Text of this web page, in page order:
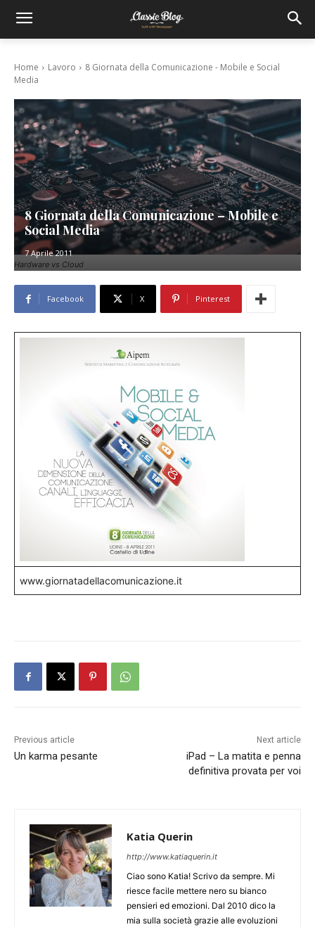
Home Lavoro
8 Giornata della Comunicazione - Mobile e Social
Media
Hardware vs Cloud
8 Giornata della Comunicazione – Mobile e
Social Media
7 Aprile 2011
Facebook X Pinterest
www.giornatadellacomunicazione.it
Previous article
Un karma pesante
Next article
iPad – La matita e penna
definitiva provata per voi
Katia Querin
http://www.katiaquerin.it
Ciao sono Katia! Scrivo da sempre. Mi
riesce facile mettere nero su bianco
pensieri ed emozioni. Dal 2010 dico la
mia sulla società grazie alle evoluzioni